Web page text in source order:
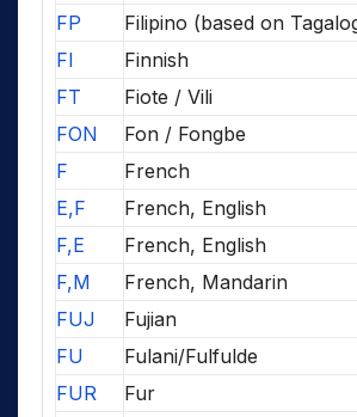
FP
Filipino (based on
FI
Finnish
FT
Fiote / Vili
FON
Fon / Fongbe
F
French
E,F
French, English
F,E
French, English
F,M
French, Mandarin
FUJ
Fujian
FU
Fulani/Fulfulde
FUR
Fur